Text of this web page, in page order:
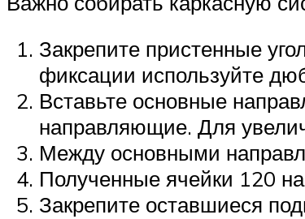
Закрепите пристенные
фиксации используйте
Вставьте основные
направляющие. Для
Между основными
Полученные ячейки 120
Закрепите оставшиеся